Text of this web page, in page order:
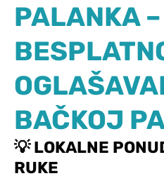
PALANKA –
BAČKOJ
💡 LOKALNE
RUKE